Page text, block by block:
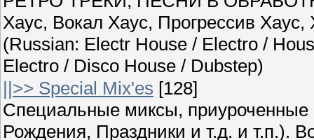
Хаус, Вокал Хаус, Прогрессив
(Russian: Electr House / Electro /
Electro / Disco House / Dubstep)
||>> Special Mix'es [128]
Специальные миксы,
Рождения, Праздники и т.д. и т.п.).